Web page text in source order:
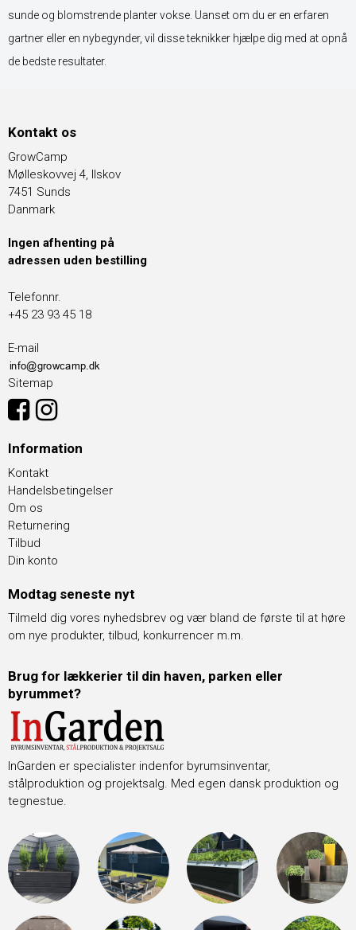
sunde og blomstrende planter vokse. Uanset om du er en erfaren
gartner eller en nybegynder, vil disse teknikker hjælpe dig med at opnå
de bedste resultater.
Kontakt os
GrowCamp
Mølleskovvej 4, Ilskov
7451 Sunds
Danmark
Ingen afhenting på
adressen uden bestilling
Telefonnr.
+45 23 93 45 18
E-mail
Sitemap
Information
Kontakt
Handelsbetingelser
Om os
Returnering
Tilbud
Din konto
Modtag seneste nyt
Tilmeld dig vores nyhedsbrev og vær bland de første til at høre
om nye produkter, tilbud, konkurrencer m.m.
Brug for lækkerier til din haven, parken eller
byrummet?
InGarden er specialister indenfor byrumsinventar,
stålproduktion og projektsalg. Med egen dansk produktion og
tegnestue.